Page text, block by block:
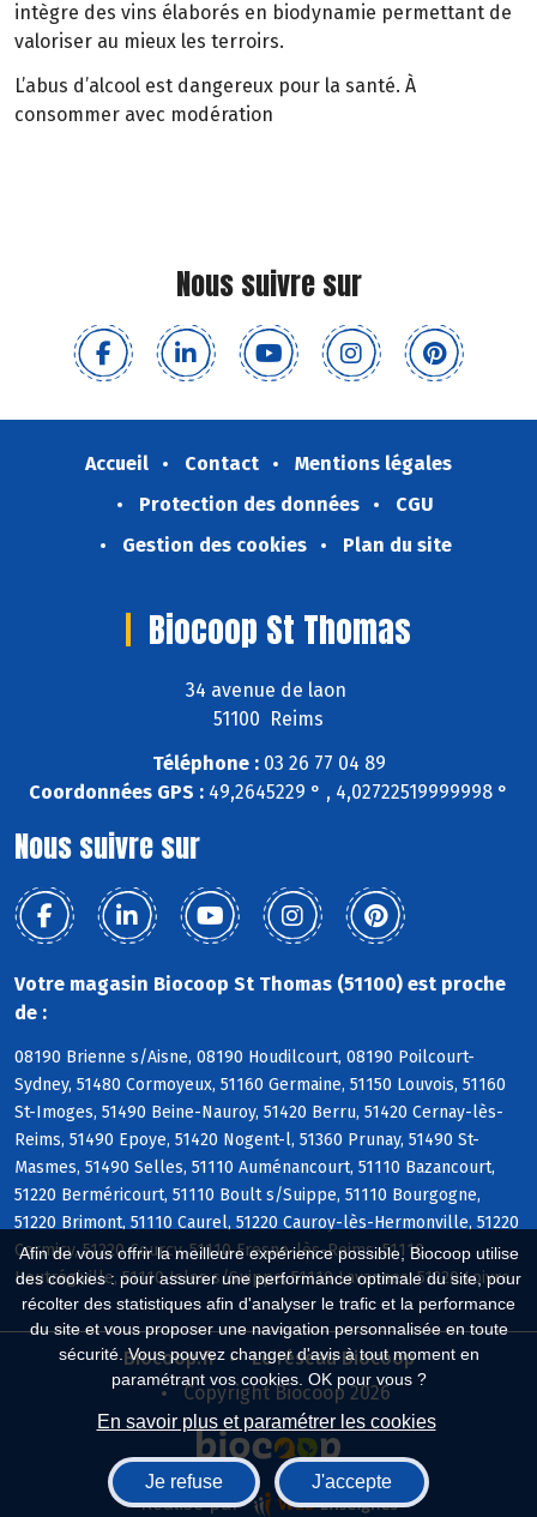
Afin de vous offrir la meilleure expérience possible, Biocoop utilise
des cookies : pour assurer une performance optimale du site, pour
récolter des statistiques afin d'analyser le trafic et la performance
du site et vous proposer une navigation personnalisée en toute
sécurité. Vous pouvez changer d'avis à tout moment en
paramétrant vos cookies. OK pour vous ?
En savoir plus et paramétrer les cookies
Je refuse J'accepte
intègre des vins élaborés en biodynamie permettant de
valoriser au mieux les terroirs.
L’abus d’alcool est dangereux pour la santé. À
consommer avec modération
Nous suivre sur
Accueil Contact
Mentions légales
Protection des données
CGU
Gestion des cookies
Plan du site
Biocoop St Thomas
34 avenue de laon
51100 Reims
Téléphone :03 26 77 04 89
Coordonnées GPS : 49,2645229 ° , 4,02722519999998 °
Nous suivre sur
Votre magasin Biocoop St Thomas (51100) est proche
de :
08190 Brienne s/Aisne, 08190 Houdilcourt, 08190 Poilcourt-
Sydney, 51480 Cormoyeux, 51160 Germaine, 51150 Louvois, 51160
St-Imoges, 51490 Beine-Nauroy, 51420 Berru, 51420 Cernay-lès-
Reims, 51490 Epoye, 51420 Nogent-l, 51360 Prunay, 51490 St-
Masmes, 51490 Selles, 51110 Auménancourt, 51110 Bazancourt,
51220 Berméricourt, 51110 Boult s/Suippe, 51110 Bourgogne,
51220 Brimont, 51110 Caurel, 51220 Cauroy-lès-Hermonville, 51220
Cormicy, 51220 Courcy, 51110 Fresne-lès-Reims, 51110
Heutrégiville, 51110 Isles s/Suippe, 51110 Lavannes, 51220 Loivre
Biocoop.fr
Le réseau Biocoop
Copyright Biocoop 2026
Réalisé par